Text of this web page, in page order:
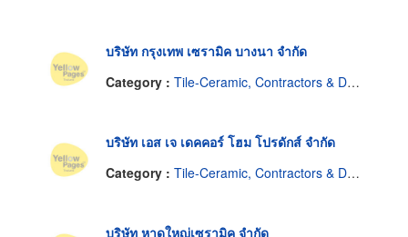
บริษัท กรุงเทพ เซรามิค บางนา จำกัด
Category : Tile-Ceramic, Contractors & Dealers
บริษัท เอส เจ เดคคอร์ โฮม โปรดักส์ จำกัด
Category : Tile-Ceramic, Contractors & Dealers
บริษัท หาดใหญ่เซรามิค จำกัด